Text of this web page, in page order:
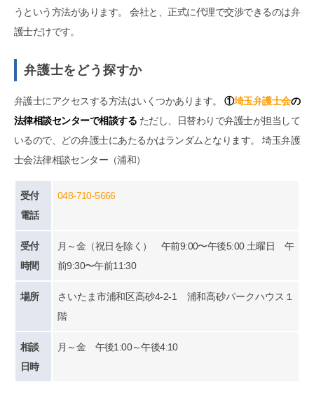
うという方法があります。 会社と、正式に代理で交渉できるのは弁
護士だけです。
弁護士をどう探すか
弁護士にアクセスする方法はいくつかあります。①埼玉弁護士会の
法律相談センターで相談する ただし、日替わりで弁護士が担当して
いるので、どの弁護士にあたるかはランダムとなります。 埼玉弁護
士会法律相談センター（浦和）
受付
電話
048-710-5666
受付
時間
月～金（祝日を除く） 午前9:00〜午後5:00 土曜日 午
前9:30〜午前11:30
場所
さいたま市浦和区高砂4-2-1 浦和高砂パークハウス１
階
相談
日時
月～金 午後1:00～午後4:10